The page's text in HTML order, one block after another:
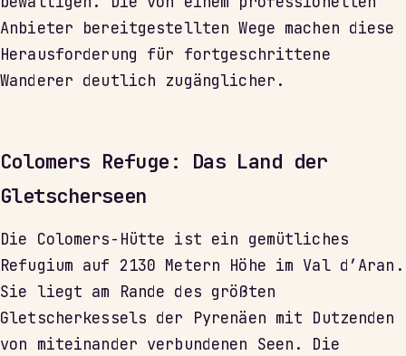
Anbieter bereitgestellten Wege machen diese
Herausforderung für fortgeschrittene
Wanderer deutlich zugänglicher.
Colomers Refuge: Das Land der
Gletscherseen
Die Colomers-Hütte ist ein gemütliches
Refugium auf 2130 Metern Höhe im Val d’Aran.
Sie liegt am Rande des größten
Gletscherkessels der Pyrenäen mit Dutzenden
von miteinander verbundenen Seen. Die